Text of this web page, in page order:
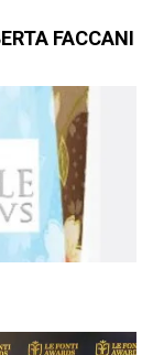
FACCANI